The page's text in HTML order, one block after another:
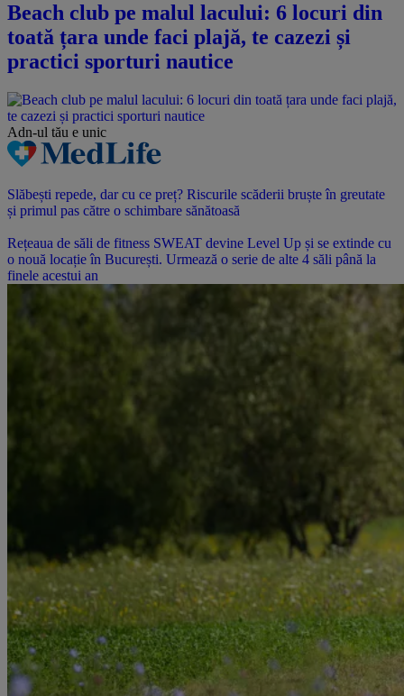
Beach club pe malul lacului: 6 locuri din
toată țara unde faci plajă, te cazezi și
practici sporturi nautice
Adn-ul tău e unic
Slăbești repede, dar cu ce preț? Riscurile scăderii bruște în greutate
și primul pas către o schimbare sănătoasă
Rețeaua de săli de fitness SWEAT devine Level Up și se extinde cu
o nouă locație în București. Urmează o serie de alte 4 săli până la
finele acestui an